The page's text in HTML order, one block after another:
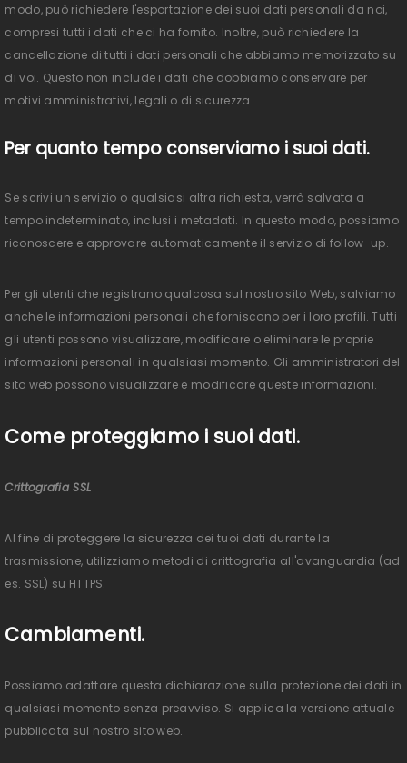
modo, può richiedere l'esportazione dei suoi dati personali da noi,
compresi tutti i dati che ci ha fornito. Inoltre, può richiedere la
cancellazione di tutti i dati personali che abbiamo memorizzato su
di voi. Questo non include i dati che dobbiamo conservare per
motivi amministrativi, legali o di sicurezza.
Per quanto tempo conserviamo i suoi dati.
Se scrivi un servizio o qualsiasi altra richiesta, verrà salvata a
tempo indeterminato, inclusi i metadati. In questo modo, possiamo
riconoscere e approvare automaticamente il servizio di follow-up.
Per gli utenti che registrano qualcosa sul nostro sito Web, salviamo
anche le informazioni personali che forniscono per i loro profili. Tutti
gli utenti possono visualizzare, modificare o eliminare le proprie
informazioni personali in qualsiasi momento. Gli amministratori del
sito web possono visualizzare e modificare queste informazioni.
Come proteggiamo i suoi dati.
Crittografia SSL
Al fine di proteggere la sicurezza dei tuoi dati durante la
trasmissione, utilizziamo metodi di crittografia all'avanguardia (ad
es. SSL) su HTTPS.
Cambiamenti.
Possiamo adattare questa dichiarazione sulla protezione dei dati in
qualsiasi momento senza preavviso. Si applica la versione attuale
pubblicata sul nostro sito web.